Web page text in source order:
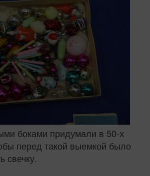
боками придумали в 50-х
перед такой выемкой было
свечку.